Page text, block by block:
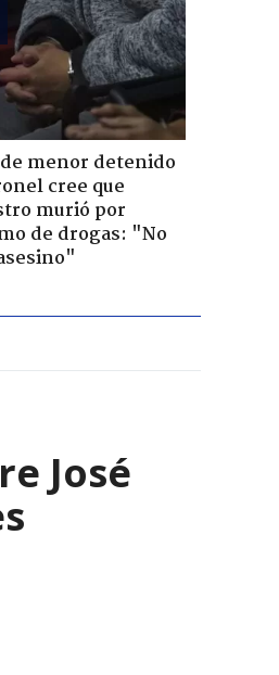
menor detenido
cree que
murió por
de drogas: "No
José